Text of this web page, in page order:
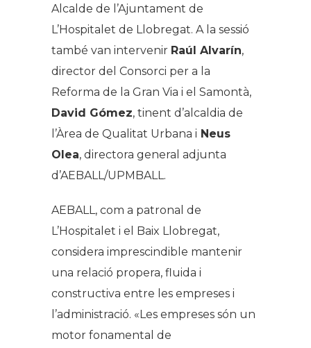
Alcalde de l’Ajuntament de
L’Hospitalet de Llobregat. A la sessió
també van intervenir Raúl Alvarín,
director del Consorci per a la
Reforma de la Gran Via i el Samontà,
David Gómez, tinent d’alcaldia de
l’Àrea de Qualitat Urbana i Neus
Olea, directora general adjunta
d’AEBALL/UPMBALL.
AEBALL, com a patronal de
L’Hospitalet i el Baix Llobregat,
considera imprescindible mantenir
una relació propera, fluida i
constructiva entre les empreses i
l’administració. «Les empreses són un
motor fonamental de